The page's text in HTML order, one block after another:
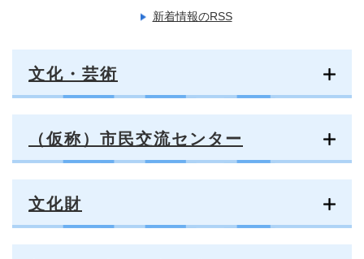
新着情報のRSS
文化・芸術
（仮称）市民交流センター
文化財